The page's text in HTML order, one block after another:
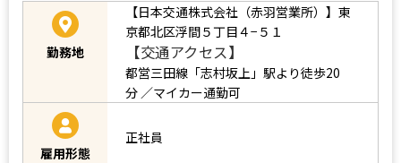
勤務地
【日本交通株式会社（赤羽営業所）】東
京都北区浮間５丁目４−５１
【交通アクセス】
都営三田線「志村坂上」駅より徒歩20
分 ／マイカー通勤可
雇用形態
正社員